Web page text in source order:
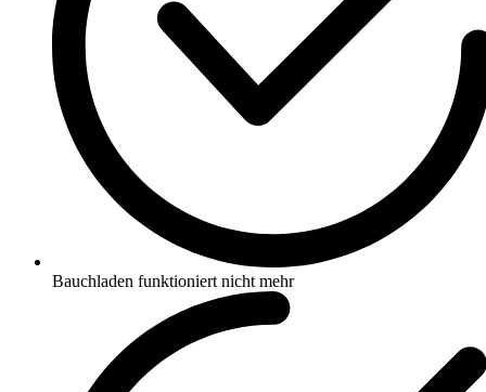
Bauchladen funktioniert nicht mehr